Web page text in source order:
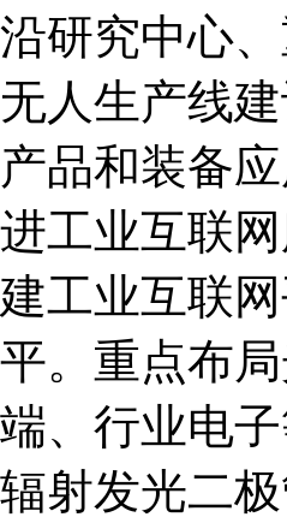
沿研究中心
无人生产线
产品和装备
进工业互联
建工业互联
平。重点布
端、行业电
辐射发光二